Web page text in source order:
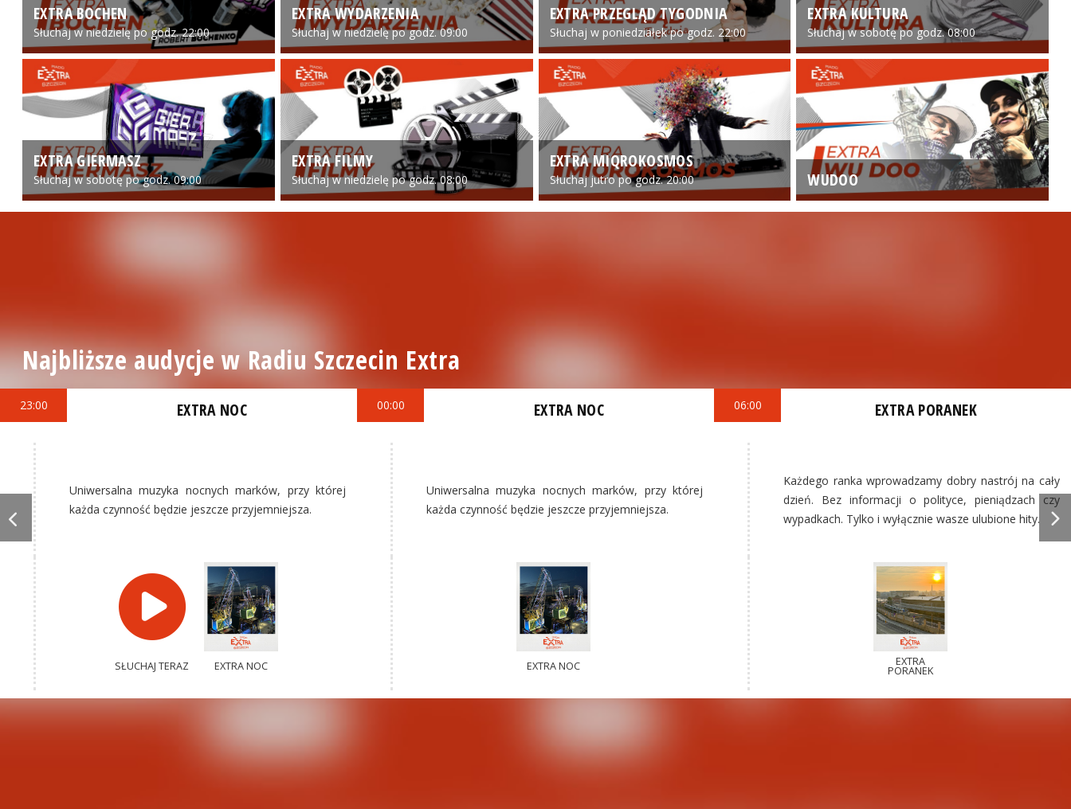
EXTRA BOCHEN
Słuchaj w niedzielę po godz. 22:00
EXTRA WYDARZENIA
Słuchaj w niedzielę po godz. 09:00
EXTRA PRZEGLĄD TYGODNIA
Słuchaj w poniedziałek po godz. 22:00
EXTRA KULTURA
Słuchaj w sobotę po godz. 08:00
EXTRA GIERMASZ
Słuchaj w sobotę po godz. 09:00
EXTRA FILMY
Słuchaj w niedzielę po godz. 08:00
EXTRA MIQROKOSMOS
Słuchaj jutro po godz. 20:00 WUDOO
Najbliższe audycje w Radiu Szczecin Extra
23:00 EXTRA NOC
Uniwersalna muzyka nocnych marków, przy której
każda czynność będzie jeszcze przyjemniejsza.
SŁUCHAJ TERAZ EXTRA NOC
00:00 EXTRA NOC
Uniwersalna muzyka nocnych marków, przy której
każda czynność będzie jeszcze przyjemniejsza.
EXTRA NOC
06:00 EXTRA PORANEK
Każdego ranka wprowadzamy dobry nastrój na cały
dzień. Bez informacji o polityce, pieniądzach czy
wypadkach. Tylko i wyłącznie wasze ulubione hity.
EXTRA
PORANEK